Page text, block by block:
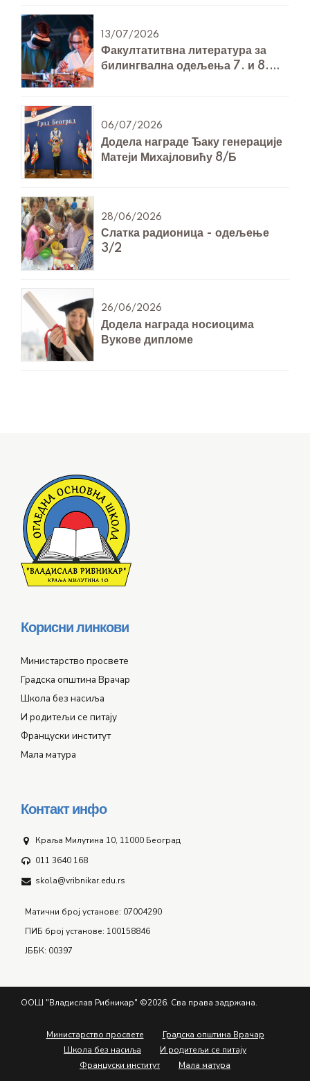
13/07/2026
Факултатитвна литература за
билингвална одељења 7. и 8.
06/07/2026
Додела награде Ђаку генерације
Матеји Михајловићу 8/Б
28/06/2026
Слатка радионица - одељење
3/2
26/06/2026
Додела награда носиоцима
Вукове дипломе
Корисни линкови
Министарство просвете
Градска општина Врачар
Школа без насиља
И родитељи се питају
Француски институт
Мала матура
Контакт инфо
Краља Милутина 10, 11000 Београд
011 3640 168
skola@vribnikar.edu.rs
Матични број установе: 07004290
ПИБ број установе: 100158846
ЈББК: 00397
ООШ "Владислав Рибникар" ©2026. Сва права задржана.
Министарство просвете
Градска општина Врачар
Школа без насиља
И родитељи се питају
Француски институт
Мала матура